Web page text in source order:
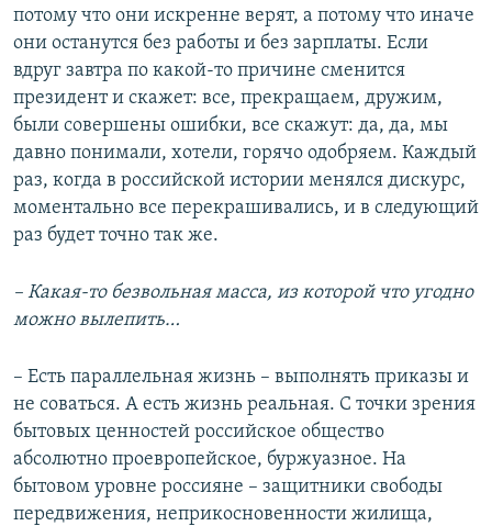
потому что они искренне верят, а потому что иначе
они останутся без работы и без зарплаты. Если
вдруг завтра по какой-то причине сменится
президент и скажет: все, прекращаем, дружим,
были совершены ошибки, все скажут: да, да, мы
давно понимали, хотели, горячо одобряем. Каждый
раз, когда в российской истории менялся дискурс,
моментально все перекрашивались, и в следующий
раз будет точно так же.
– Какая-то безвольная масса, из которой что угодно
можно вылепить…
– Есть параллельная жизнь – выполнять приказы и
не соваться. А есть жизнь реальная. С точки зрения
бытовых ценностей российское общество
абсолютно проевропейское, буржуазное. На
бытовом уровне россияне – защитники свободы
передвижения, неприкосновенности жилища,